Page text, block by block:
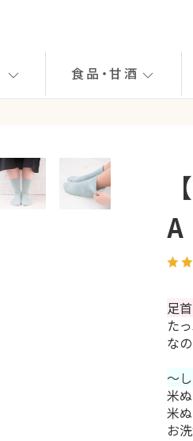
食品・甘酒
A
足
た
な
～
米
米
お